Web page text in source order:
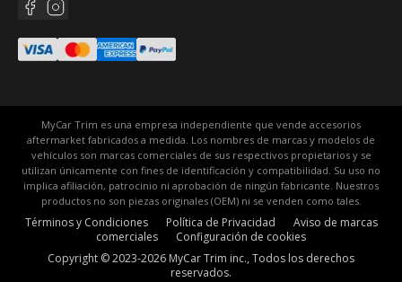
MyCar Trim es una empresa independiente que vende accesorios
aftermarket fabricados a medida. Los nombres de marcas y modelos de
vehículos son marcas comerciales de sus respectivos propietarios y se
utilizan únicamente con fines de identificación y compatibilidad. Su uso no
implica afiliación, patrocinio ni aprobación de ningún fabricante. Nuestros
productos no son piezas originales (OEM) ni se venden como tales.
Términos y Condiciones Política de Privacidad
Aviso de marcas
comerciales
Configuración de cookies
Copyright © 2023-2026 MyCar Trim inc., Todos los derechos
reservados.